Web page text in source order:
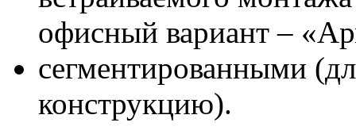
офисный вариант –
сегментированными
конструкцию).